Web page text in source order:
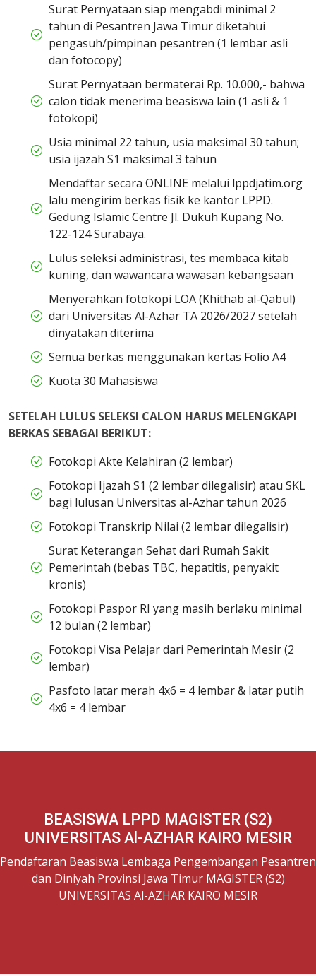
Surat Pernyataan siap mengabdi minimal 2
tahun di Pesantren Jawa Timur diketahui
pengasuh/pimpinan pesantren (1 lembar asli
dan fotocopy)
Surat Pernyataan bermaterai Rp. 10.000,- bahwa
calon tidak menerima beasiswa lain (1 asli & 1
fotokopi)
Usia minimal 22 tahun, usia maksimal 30 tahun;
usia ijazah S1 maksimal 3 tahun
Mendaftar secara ONLINE melalui lppdjatim.org
lalu mengirim berkas fisik ke kantor LPPD.
Gedung Islamic Centre Jl. Dukuh Kupang No.
122-124 Surabaya.
Lulus seleksi administrasi, tes membaca kitab
kuning, dan wawancara wawasan kebangsaan
Menyerahkan fotokopi LOA (Khithab al-Qabul)
dari Universitas Al-Azhar TA 2026/2027 setelah
dinyatakan diterima
Semua berkas menggunakan kertas Folio A4
Kuota 30 Mahasiswa
SETELAH LULUS SELEKSI CALON HARUS MELENGKAPI
BERKAS SEBAGAI BERIKUT:
Fotokopi Akte Kelahiran (2 lembar)
Fotokopi Ijazah S1 (2 lembar dilegalisir) atau SKL
bagi lulusan Universitas al-Azhar tahun 2026
Fotokopi Transkrip Nilai (2 lembar dilegalisir)
Surat Keterangan Sehat dari Rumah Sakit
Pemerintah (bebas TBC, hepatitis, penyakit
kronis)
Fotokopi Paspor RI yang masih berlaku minimal
12 bulan (2 lembar)
Fotokopi Visa Pelajar dari Pemerintah Mesir (2
lembar)
Pasfoto latar merah 4x6 = 4 lembar & latar putih
4x6 = 4 lembar
BEASISWA LPPD MAGISTER (S2)
UNIVERSITAS Al-AZHAR KAIRO MESIR
Pendaftaran Beasiswa Lembaga Pengembangan Pesantren
dan Diniyah Provinsi Jawa Timur MAGISTER (S2)
UNIVERSITAS Al-AZHAR KAIRO MESIR